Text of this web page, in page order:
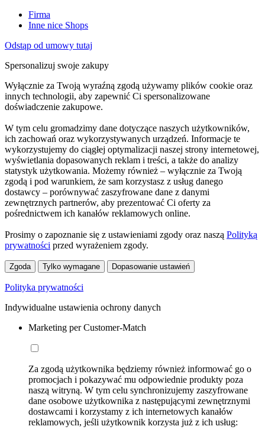
Firma
Inne nice Shops
Odstąp od umowy tutaj
Spersonalizuj swoje zakupy
Wyłącznie za Twoją wyraźną zgodą używamy plików cookie oraz
innych technologii, aby zapewnić Ci spersonalizowane
doświadczenie zakupowe.
W tym celu gromadzimy dane dotyczące naszych użytkowników,
ich zachowań oraz wykorzystywanych urządzeń. Informacje te
wykorzystujemy do ciągłej optymalizacji naszej strony internetowej,
wyświetlania dopasowanych reklam i treści, a także do analizy
statystyk użytkowania. Możemy również – wyłącznie za Twoją
zgodą i pod warunkiem, że sam korzystasz z usług danego
dostawcy – porównywać zaszyfrowane dane z danymi
zewnętrznych partnerów, aby prezentować Ci oferty za
pośrednictwem ich kanałów reklamowych online.
Prosimy o zapoznanie się z ustawieniami zgody oraz naszą Polityką
prywatności przed wyrażeniem zgody.
Zgoda Tylko wymagane Dopasowanie ustawień
Polityka prywatności
Indywidualne ustawienia ochrony danych
Marketing per Customer-Match
Za zgodą użytkownika będziemy również informować go o
promocjach i pokazywać mu odpowiednie produkty poza
naszą witryną. W tym celu synchronizujemy zaszyfrowane
dane osobowe użytkownika z następującymi zewnętrznymi
dostawcami i korzystamy z ich internetowych kanałów
reklamowych, jeśli użytkownik korzysta już z ich usług: